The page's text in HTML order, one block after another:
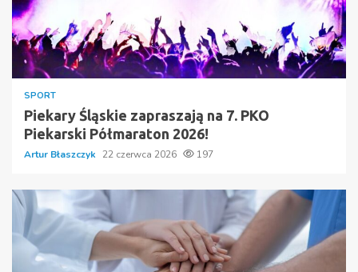
SPORT
Piekary Śląskie zapraszają na 7. PKO
Piekarski Półmaraton 2026!
Artur Błaszczyk 22 czerwca 2026 197